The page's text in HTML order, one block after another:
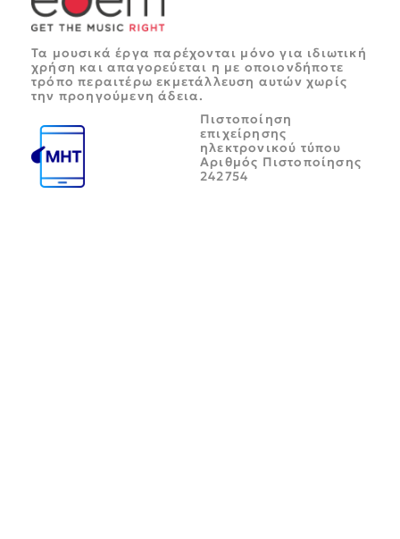
Τα μουσικά έργα παρέχονται μόνο για ιδιωτική
χρήση και απαγορεύεται η με οποιονδήποτε
τρόπο περαιτέρω εκμετάλλευση αυτών χωρίς
την προηγούμενη άδεια.
Πιστοποίηση
επιχείρησης
ηλεκτρονικού τύπου
Αριθμός Πιστοποίησης
242754